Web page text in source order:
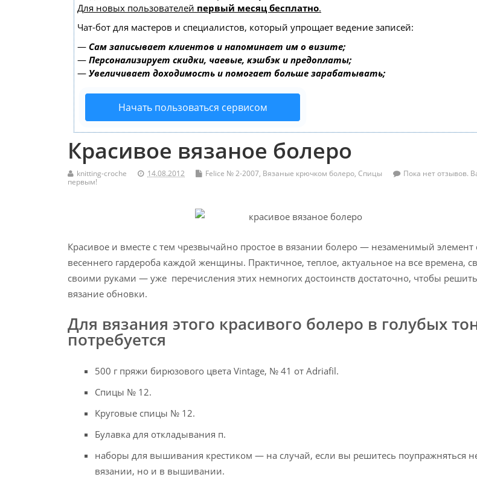
Для новых пользователей первый месяц бесплатно.
Чат-бот для мастеров и специалистов, который упрощает ведение записей:
— Сам записывает клиентов и напоминает им о визите;
— Персонализирует скидки, чаевые, кэшбэк и предоплаты;
— Увеличивает доходимость и помогает больше зарабатывать;
Начать пользоваться сервисом
Красивое вязаное болеро
knitting-croche 14.08.2012 Felice № 2-2007, Вязаные крючком болеро, Спицы
Пока нет отзывов.
первым!
Красивое и вместе с тем чрезвычайно простое в вязании болеро — незаменимый элемент
весеннего гардероба каждой женщины. Практичное, теплое, актуальное на все времена,
своими руками — уже перечисления этих немногих достоинств достаточно, чтобы
вязание обновки.
Для вязания этого красивого болеро в голубых
потребуется
500 г пряжи бирюзового цвета Vintage, № 41 от Adriafil.
Спицы № 12.
Круговые спицы № 12.
Булавка для откладывания п.
наборы для вышивания крестиком — на случай, если вы решитесь поупражняться
вязании, но и в вышивании.